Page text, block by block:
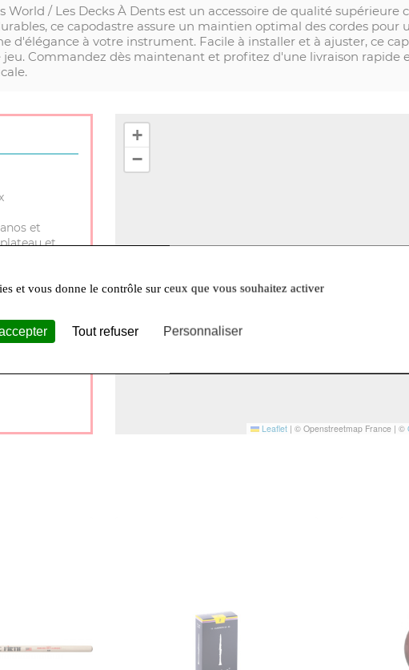
/ Les Decks À Dents est un accessoire de qualité supérieure
ce capodastre assure un maintien optimal des cordes pour
d'élégance à votre instrument. Facile à installer et à ajuster, ce
Commandez dès maintenant et profitez d'une livraison rapide
et
et
+
−
Leaflet | © Openstreetmap France | ©
et vous donne le contrôle sur ceux que vous souhaitez activer
Tout refuser Personnaliser